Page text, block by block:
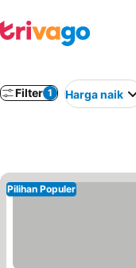
Filter 1 Harga naik
Pilihan Populer